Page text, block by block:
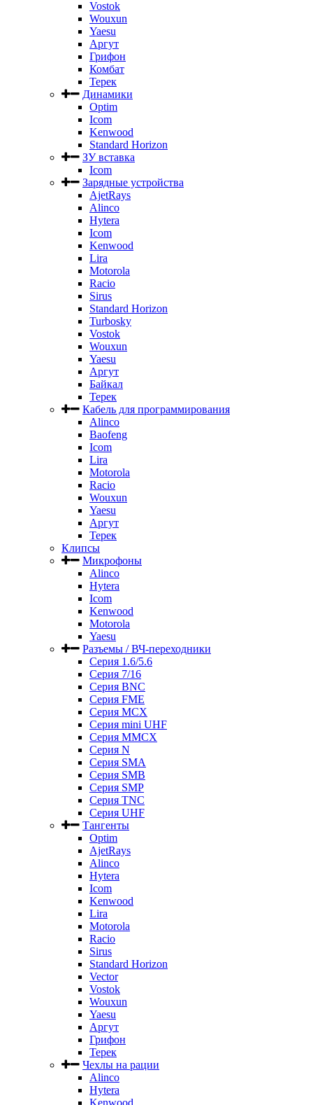
Vostok
Wouxun
Yaesu
Аргут
Грифон
Комбат
Терек
Динамики
Optim
Icom
Kenwood
Standard Horizon
ЗУ вставка
Icom
Зарядные устройства
AjetRays
Alinco
Hytera
Icom
Kenwood
Lira
Motorola
Racio
Sirus
Standard Horizon
Turbosky
Vostok
Wouxun
Yaesu
Аргут
Байкал
Терек
Кабель для программирования
Alinco
Baofeng
Icom
Lira
Motorola
Racio
Wouxun
Yaesu
Аргут
Терек
Клипсы
Микрофоны
Alinco
Hytera
Icom
Kenwood
Motorola
Yaesu
Разъемы / ВЧ-переходники
Серия 1.6/5.6
Серия 7/16
Серия BNC
Серия FME
Серия MCX
Серия mini UHF
Серия MMCX
Серия N
Серия SMA
Серия SMB
Серия SMP
Серия TNC
Серия UHF
Тангенты
Optim
AjetRays
Alinco
Hytera
Icom
Kenwood
Lira
Motorola
Racio
Sirus
Standard Horizon
Vector
Vostok
Wouxun
Yaesu
Аргут
Грифон
Терек
Чехлы на рации
Alinco
Hytera
Kenwood